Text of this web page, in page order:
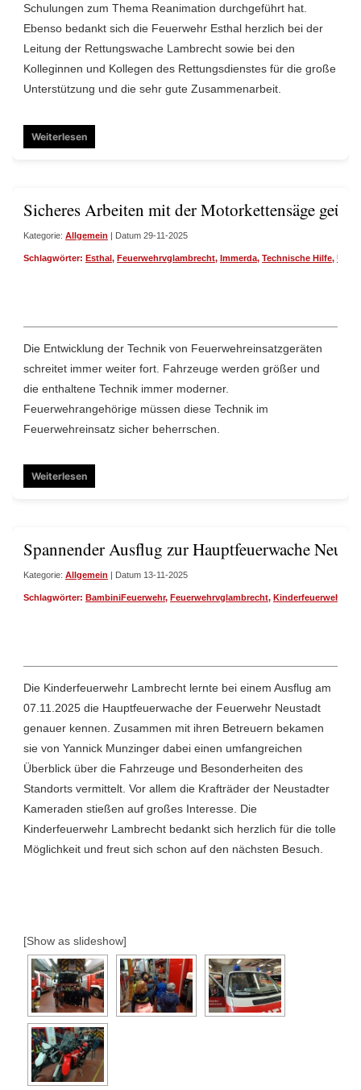
Schulungen zum Thema Reanimation durchgeführt hat.
Ebenso bedankt sich die Feuerwehr Esthal herzlich bei der
Leitung der Rettungswache Lambrecht sowie bei den
Kolleginnen und Kollegen des Rettungsdienstes für die große
Unterstützung und die sehr gute Zusammenarbeit.
Weiterlesen
Sicheres Arbeiten mit der Motorkettensäge geübt
Kategorie: Allgemein | Datum 29-11-2025
Schlagwörter: Esthal, Feuerwehrvglambrecht, Immerda, Technische Hilfe,
Die Entwicklung der Technik von Feuerwehreinsatzgeräten
schreitet immer weiter fort. Fahrzeuge werden größer und
die enthaltene Technik immer moderner.
Feuerwehrangehörige müssen diese Technik im
Feuerwehreinsatz sicher beherrschen.
Weiterlesen
Spannender Ausflug zur Hauptfeuerwache
Kategorie: Allgemein | Datum 13-11-2025
Schlagwörter: BambiniFeuerwehr, Feuerwehrvglambrecht, Kinderfeuerwehr
Die Kinderfeuerwehr Lambrecht lernte bei einem Ausflug am
07.11.2025 die Hauptfeuerwache der Feuerwehr Neustadt
genauer kennen. Zusammen mit ihren Betreuern bekamen
sie von Yannick Munzinger dabei einen umfangreichen
Überblick über die Fahrzeuge und Besonderheiten des
Standorts vermittelt. Vor allem die Krafträder der Neustadter
Kameraden stießen auf großes Interesse. Die
Kinderfeuerwehr Lambrecht bedankt sich herzlich für die tolle
Möglichkeit und freut sich schon auf den nächsten Besuch.
[Show as slideshow]